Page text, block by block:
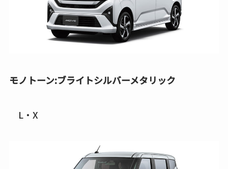
モノトーン:ブライトシルバーメタリック
L・X